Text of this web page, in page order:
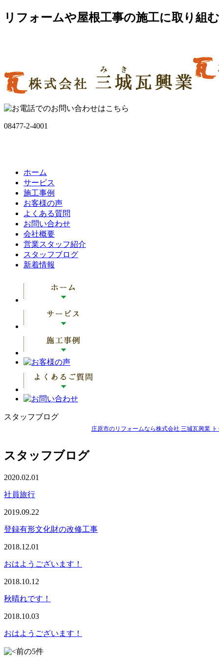
リフォームや屋根工事の施工に取り組
08477-2-4001
ホーム
サービス
施工事例
お客様の声
よくある質問
お問い合わせ
会社概要
営業スタッフ紹介
スタッフブログ
新着情報
スタッフブログ
庄原市のリフォームなら株式会社 三城瓦興業
スタッフブログ
2020.02.01
社員旅行
2019.09.22
登録有形文化財の改修工事
2018.12.01
おはようございます！
2018.10.12
秋晴れです！
2018.10.03
おはようございます！
前の5件